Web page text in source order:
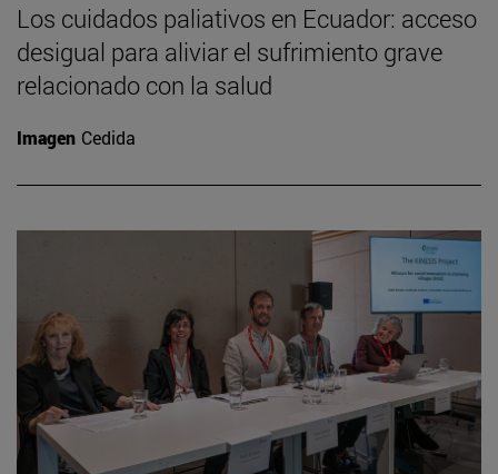
Los cuidados paliativos en Ecuador: acceso
desigual para aliviar el sufrimiento grave
relacionado con la salud
Imagen Cedida